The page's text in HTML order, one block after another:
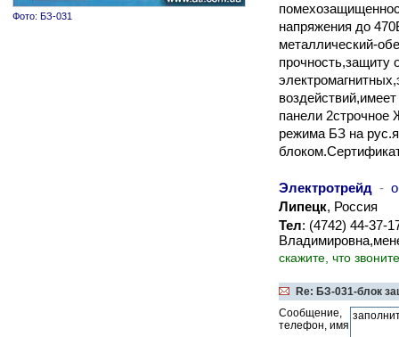
Фото: БЗ-031
напряжения до
металлический-
прочность,защиту
панели 2строчное
режима БЗ на
Электротрейд -
Липецк, Россия
Тел: (4742) 44-37-
скажите, что
Re: БЗ-031-блок
Сообщение,
телефон, имя